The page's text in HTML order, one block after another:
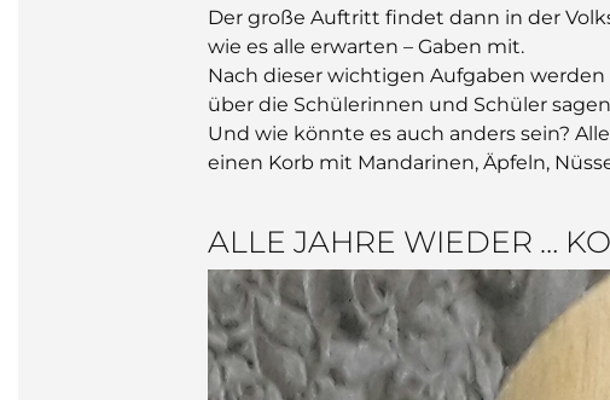
Der große Auftritt findet dann in der
wie es alle erwarten – Gaben mit.
Nach dieser wichtigen Aufgaben
über die Schülerinnen und Schüler
Und wie könnte es auch anders sein?
einen Korb mit Mandarinen, Äpfeln,
ALLE JAHRE WIEDER …